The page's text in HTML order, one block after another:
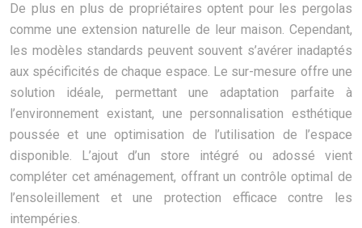
De plus en plus de propriétaires optent pour les pergolas
comme une extension naturelle de leur maison. Cependant,
les modèles standards peuvent souvent s’avérer inadaptés
aux spécificités de chaque espace. Le sur-mesure offre une
solution idéale, permettant une adaptation parfaite à
l’environnement existant, une personnalisation esthétique
poussée et une optimisation de l’utilisation de l’espace
disponible. L’ajout d’un store intégré ou adossé vient
compléter cet aménagement, offrant un contrôle optimal de
l’ensoleillement et une protection efficace contre les
intempéries.